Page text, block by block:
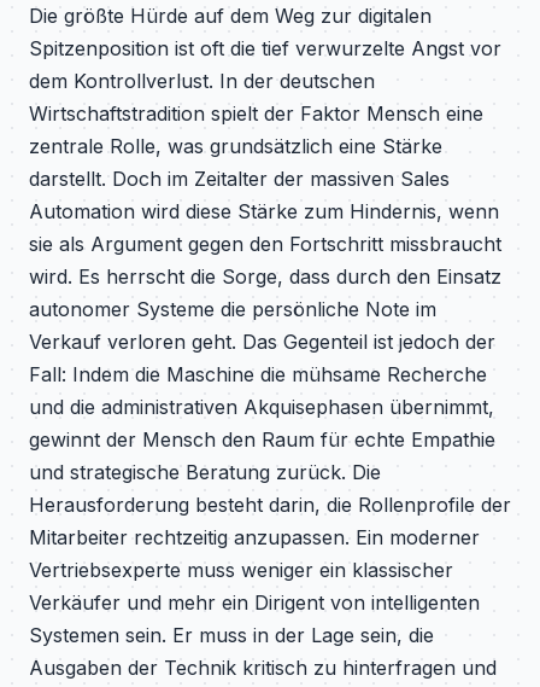
Die größte Hürde auf dem Weg zur digitalen
Spitzenposition ist oft die tief verwurzelte Angst vor
dem Kontrollverlust. In der deutschen
Wirtschaftstradition spielt der Faktor Mensch eine
zentrale Rolle, was grundsätzlich eine Stärke
darstellt. Doch im Zeitalter der massiven Sales
Automation wird diese Stärke zum Hindernis, wenn
sie als Argument gegen den Fortschritt missbraucht
wird. Es herrscht die Sorge, dass durch den Einsatz
autonomer Systeme die persönliche Note im
Verkauf verloren geht. Das Gegenteil ist jedoch der
Fall: Indem die Maschine die mühsame Recherche
und die administrativen Akquisephasen übernimmt,
gewinnt der Mensch den Raum für echte Empathie
und strategische Beratung zurück. Die
Herausforderung besteht darin, die Rollenprofile der
Mitarbeiter rechtzeitig anzupassen. Ein moderner
Vertriebsexperte muss weniger ein klassischer
Verkäufer und mehr ein Dirigent von intelligenten
Systemen sein. Er muss in der Lage sein, die
Ausgaben der Technik kritisch zu hinterfragen und